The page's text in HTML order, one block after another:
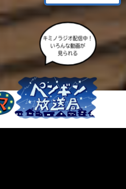
キミノラジオ配信中！
いろんな動画が
見られる
度
み
て
ね
る